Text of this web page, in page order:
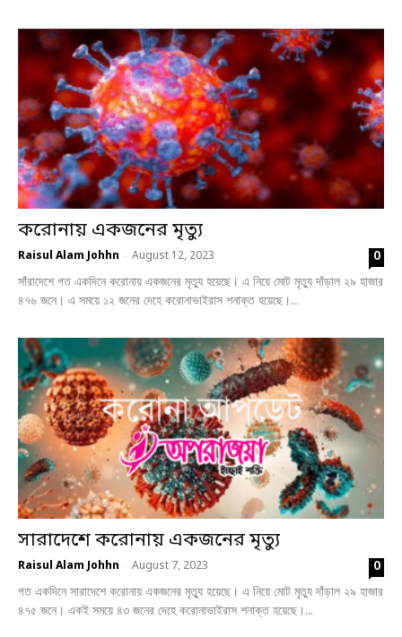
করোনায় একজনের মৃত্যু
Raisul Alam Johhn - August 12, 2023
0
সাঁরাদেশে গত একদিনে করোনায় একজনের মৃত্যু হয়েছে। এ নিয়ে মোট মৃত্যু দাঁড়াল ২৯ হাজার
৪৭৬ জনে। এ সময়ে ১২ জনের দেহে করোনাভাইরাস শনাক্ত হয়েছে।...
সারাদেশে করোনায় একজনের মৃত্যু
Raisul Alam Johhn - August 7, 2023
0
গত একদিনে সারাদেশে করোনায় একজনের মৃত্যু হয়েছে। এ নিয়ে মোট মৃত্যু দাঁড়াল ২৯ হাজার
৪৭৫ জনে। একই সময়ে ৪৩ জনের দেহে করোনাভাইরাস শনাক্ত হয়েছে।...